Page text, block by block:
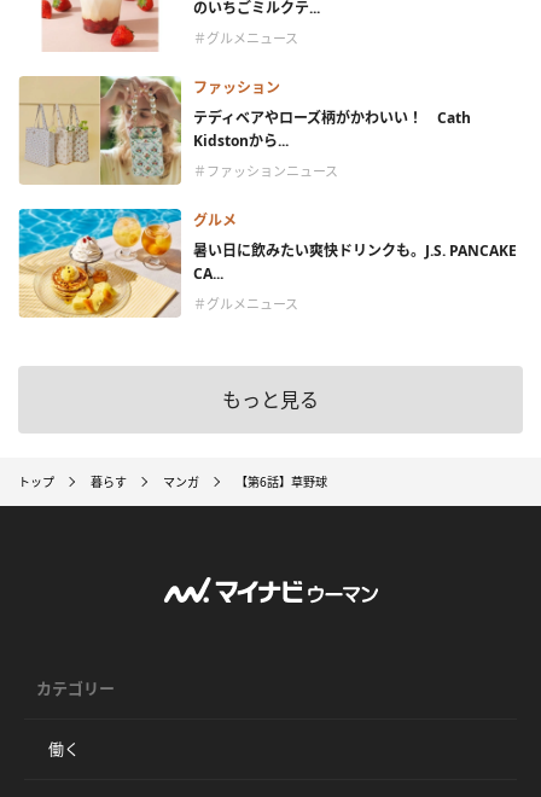
のいちごミルクテ...
＃グルメニュース
ファッション
テディベアやローズ柄がかわいい！ Cath
Kidstonから...
＃ファッションニュース
グルメ
暑い日に飲みたい爽快ドリンクも。J.S. PANCAKE
CA...
＃グルメニュース
もっと見る
トップ 暮らす マンガ 【第6話】草野球
カテゴリー
働く